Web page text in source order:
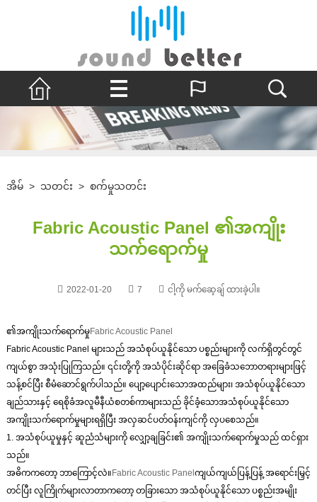
အိမ် > သတင်း > စက်မှုသတင်း
Fabric Acoustic Panel ၏အကျိုး
သက်ရောက်မှု
2022-01-20 7 ငါ့ကို မက်ဆေ့ချ် ထားခဲ့ပါ။
၏အကျိုးသက်ရောက်မှုFabric Acoustic Panel
Fabric Acoustic Panel များသည် အသံစုပ်ယူနိုင်သော ပစ္စည်းများကို လက်ရှိတွင်တွင်
ကျယ်စွာ အသုံးပြုကြသည်။ ၎င်းတို့ကို အသံပိုင်းဆိုင်ရာ အခြေခံသဘောတရားများဖြင့်
သန့်စင်ပြီး စီမံဆောင်ရွက်ပါသည်။ ပျော့ပျောင်းသောအထည်များ၊ အသံစုပ်ယူနိုင်သော
ချည်သားနှင့် ရေစိုခံအလူမီနီယံစတစ်ကာများသည် ခိုင်ခံ့သောအသံစုပ်ယူနိုင်သော
အကျိုးသက်ရောက်မှုများရရှိပြီး အလှဆင်ပတ်ဝန်းကျင်ကို လှပစေသည်။
1. အသံစုပ်ယူမှုနှင့် ဆူညံသံများကို လျှော့ချခြင်း၏ အကျိုးသက်ရောက်မှုသည် ထင်ရှား
သည်။
အဓိကကတော့ ဘာကြောင့်လဲ။Fabric Acoustic Panelကျယ်ကျယ်ပြန့်ပြန့် အရောင်းမြှင့်
တင်ပြီး လူကြိုက်များလာတာကတော့ တခြားသော အသံစုပ်ယူနိုင်သော ပစ္စည်းအမျိုး